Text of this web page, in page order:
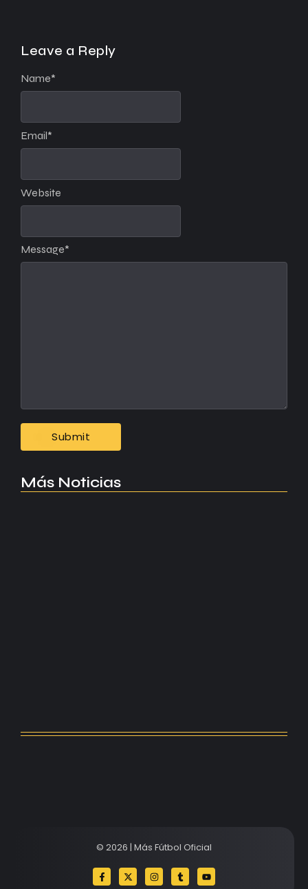
Leave a Reply
Message*
Name*
Email*
Website
Más Noticias
© 2026 | Más Fútbol Oficial